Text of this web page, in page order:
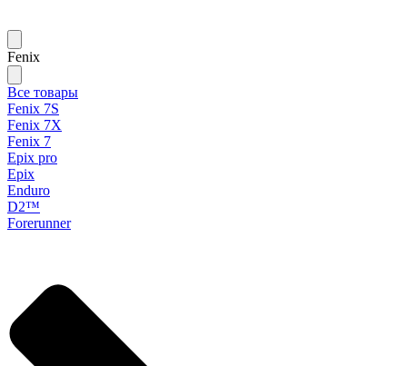
Fenix
Все товары
Fenix 7S
Fenix 7X
Fenix 7
Epix pro
Epix
Enduro
D2™
Forerunner